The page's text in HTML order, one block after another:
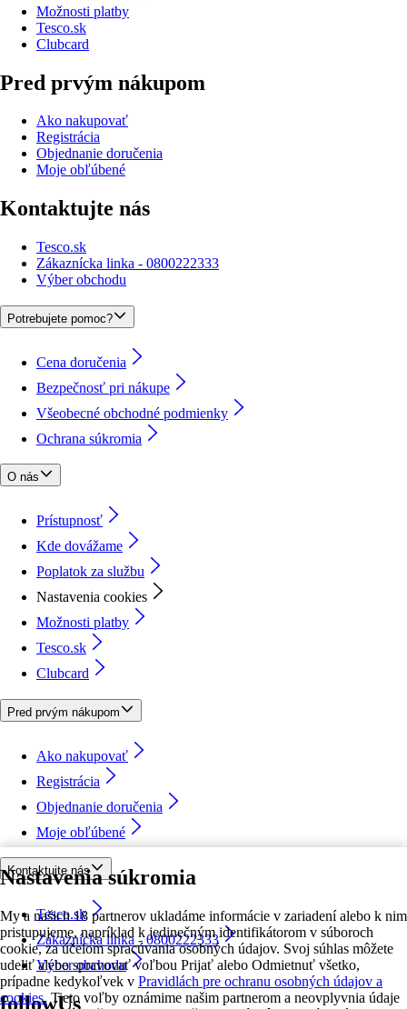
Nastavenia súkromia
My a našich 18 partnerov ukladáme informácie v zariadení alebo k nim
pristupujeme, napríklad k jedinečným identifikátorom v súboroch
cookie, za účelom spracúvania osobných údajov. Svoj súhlas môžete
udeliť alebo spravovať voľbou Prijať alebo Odmietnuť všetko,
prípadne kedykoľvek v Pravidlách pre ochranu osobných údajov a
cookies. Tieto voľby oznámime našim partnerom a neovplyvnia údaje
Možnosti platby
Tesco.sk
Clubcard
Pred prvým nákupom
Ako nakupovať
Registrácia
Objednanie doručenia
Moje obľúbené
Kontaktujte nás
Tesco.sk
Zákaznícka linka - 0800222333
Výber obchodu
Potrebujete pomoc?
Cena doručenia
Bezpečnosť pri nákupe
Všeobecné obchodné podmienky
Ochrana súkromia
O nás
Prístupnosť
Kde dovážame
Poplatok za službu
Nastavenia cookies
Možnosti platby
Tesco.sk
Clubcard
Pred prvým nákupom
Ako nakupovať
Registrácia
Objednanie doručenia
Moje obľúbené
Kontaktujte nás
Tesco.sk
Zákaznícka linka - 0800222333
Výber obchodu
followUs